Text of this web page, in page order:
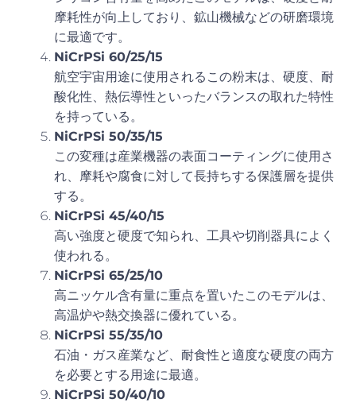
摩耗性が向上しており、鉱山機械などの研磨環境
に最適です。
NiCrPSi 60/25/15
航空宇宙用途に使用されるこの粉末は、硬度、耐
酸化性、熱伝導性といったバランスの取れた特性
を持っている。
NiCrPSi 50/35/15
この変種は産業機器の表面コーティングに使用さ
れ、摩耗や腐食に対して長持ちする保護層を提供
する。
NiCrPSi 45/40/15
高い強度と硬度で知られ、工具や切削器具によく
使われる。
NiCrPSi 65/25/10
高ニッケル含有量に重点を置いたこのモデルは、
高温炉や熱交換器に優れている。
NiCrPSi 55/35/10
石油・ガス産業など、耐食性と適度な硬度の両方
を必要とする用途に最適。
NiCrPSi 50/40/10